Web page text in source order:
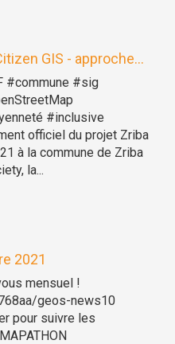
GIS - approche...
#commune #sig
#inclusive
officiel du projet Zriba
à la commune de Zriba
la...
2021
mensuel !
geos-news10
pour suivre les